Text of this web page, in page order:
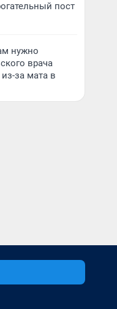
пост
нужно
врача
за мата в